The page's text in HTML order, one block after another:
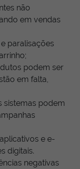
não
em vendas
paralisações
podem ser
em falta,
sistemas podem
aplicativos e e-
digitais.
negativas